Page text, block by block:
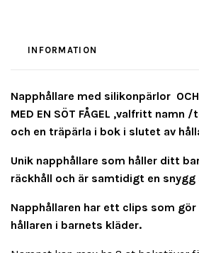
INFORMATION
Napphållare med silikonpärlor OCH
MED EN SÖT FÅGEL ,valfritt
och en träpärla i bok i slutet av
Unik napphållare som håller ditt
räckhåll och är samtidigt en snygg
Napphållaren har ett clips som
hållaren i barnets kläder.